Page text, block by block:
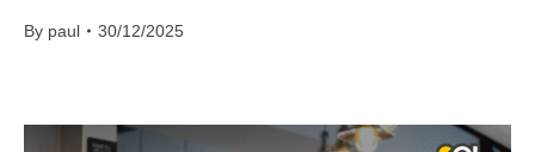
By paul 30/12/2025